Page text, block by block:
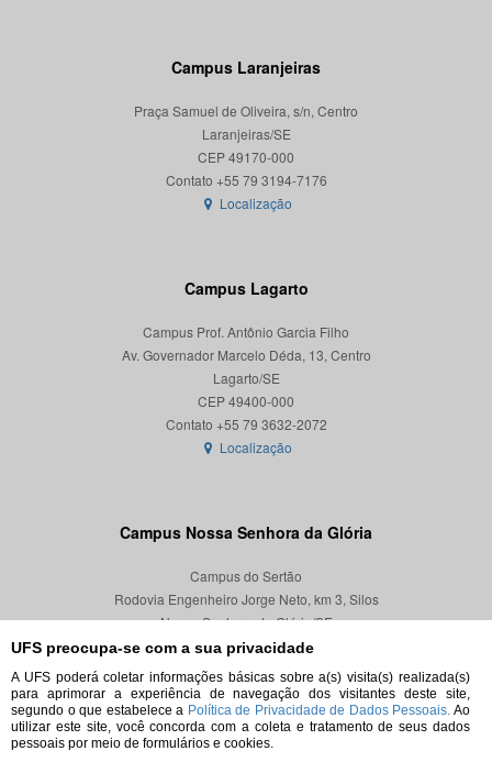
UFS preocupa-se com a sua privacidade
A UFS poderá coletar informações básicas sobre a(s) visita(s) realizada(s)
para aprimorar a experiência de navegação dos visitantes deste site,
segundo o que estabelece a Política de Privacidade de Dados Pessoais. Ao
utilizar este site, você concorda com a coleta e tratamento de seus dados
pessoais por meio de formulários e cookies.
Campus Laranjeiras
Praça Samuel de Oliveira, s/n, Centro
Laranjeiras/SE
CEP 49170-000
Localização
Campus Lagarto
Campus Prof. Antônio Garcia Filho
Av. Governador Marcelo Déda, 13, Centro
Lagarto/SE
CEP 49400-000
Localização
Campus Nossa Senhora da Glória
Campus do Sertão
Rodovia Engenheiro Jorge Neto, km 3, Silos
Nossa Senhora da Glória/SE
CEP 49680-000
Localização